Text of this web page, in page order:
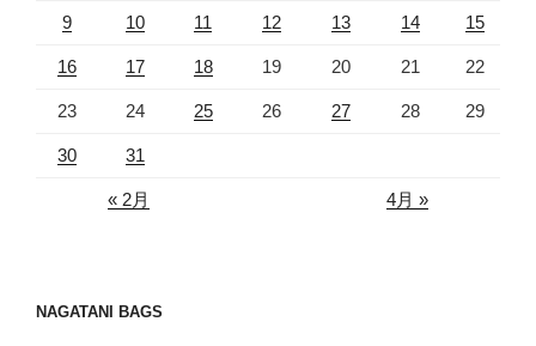
9 10 11 12 13 14 15
16 17 18 19 20 21 22
23 24 25 26 27 28 29
30 31
« 2月 4月 »
NAGATANI BAGS